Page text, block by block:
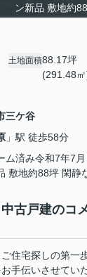
ン新品 敷地約
土地面積88.17坪
(291.48
三ケ谷
」駅 徒歩58分
ム済み令和7年7
敷地約88坪 閑静
古戸建のコ
住宅探しの第一
手伝いさせてい